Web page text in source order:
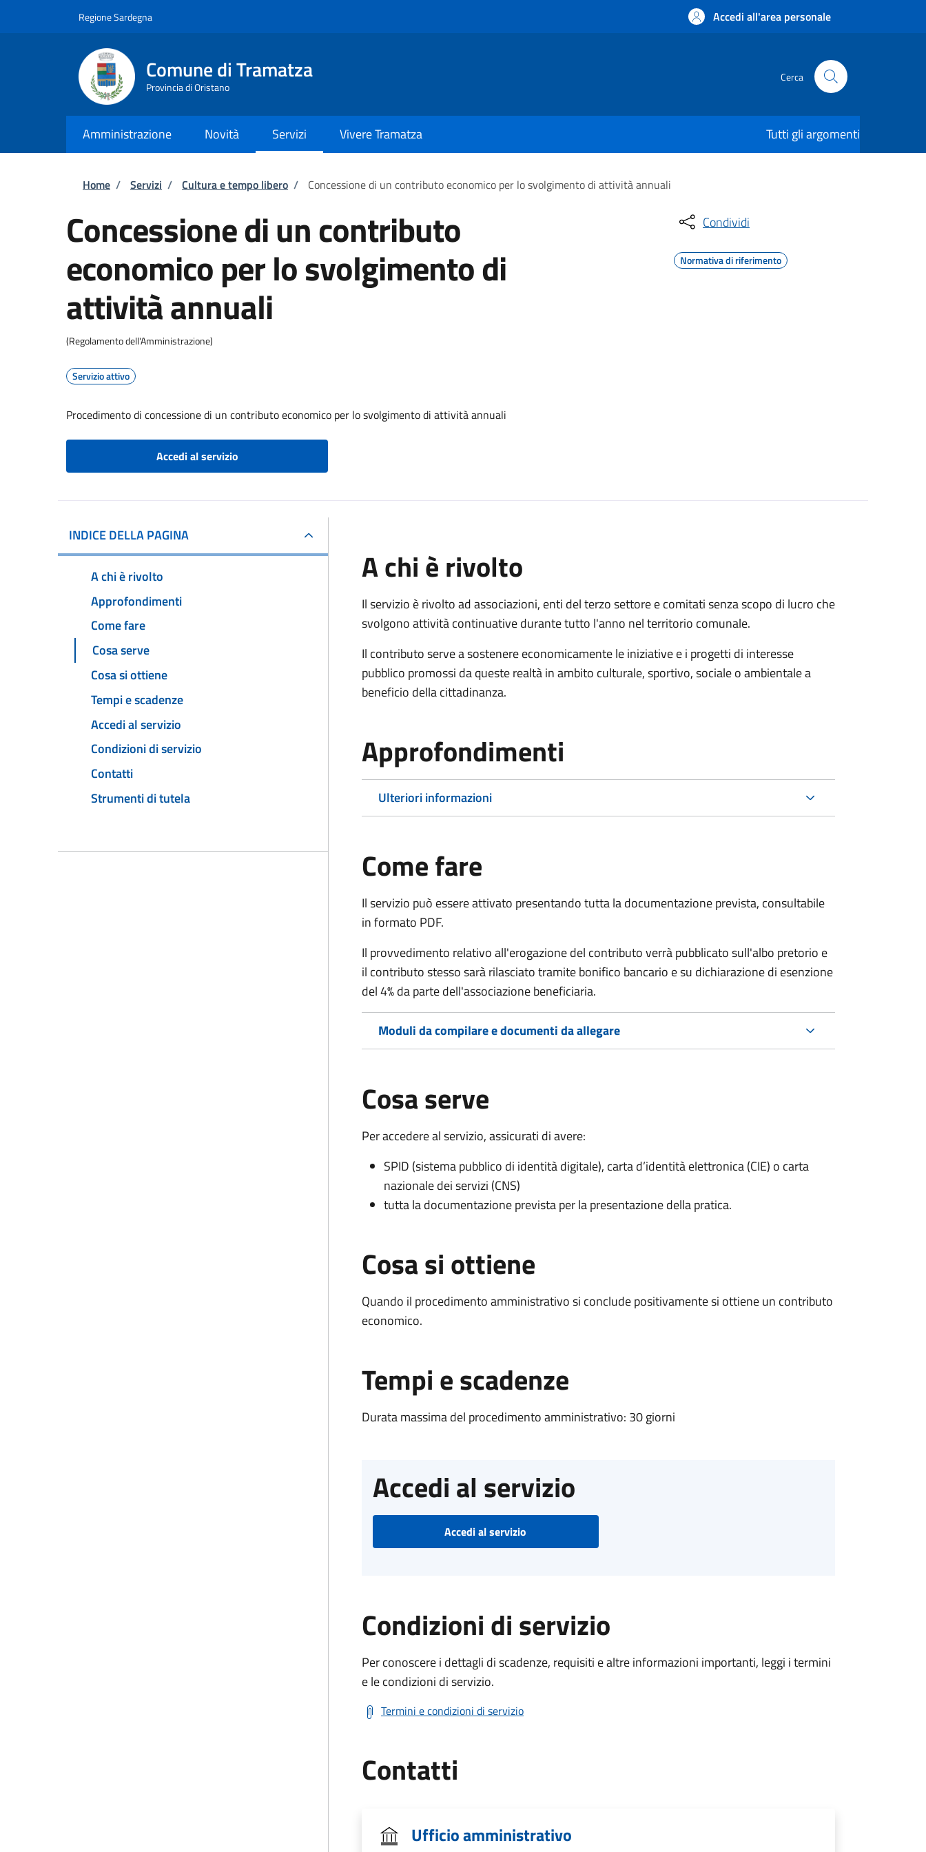
Regione Sardegna Accedi all'area personale
Comune di Tramatza
Provincia di Oristano
Cerca
Amministrazione Novità Servizi Vivere Tramatza Tutti gli argomenti
Briciole di pane
Home / Servizi / Cultura e tempo libero / Concessione di un contributo economico per lo svolgimento di attività annuali
Concessione di un contributo
economico per lo svolgimento di
attività annuali
(Regolamento dell'Amministrazione)
Servizio attivo
Procedimento di concessione di un contributo economico per lo svolgimento di attività annuali
Accedi al servizio
Condividi
Normativa di riferimento
INDICE DELLA PAGINA
A chi è rivolto
Approfondimenti
Come fare
Cosa serve
Cosa si ottiene
Tempi e scadenze
Accedi al servizio
Condizioni di servizio
Contatti
Strumenti di tutela
A chi è rivolto
Il servizio è rivolto ad associazioni, enti del terzo settore e comitati senza scopo di lucro che
svolgono attività continuative durante tutto l'anno nel territorio comunale.
Il contributo serve a sostenere economicamente le iniziative e i progetti di interesse
pubblico promossi da queste realtà in ambito culturale, sportivo, sociale o ambientale a
beneficio della cittadinanza.
Approfondimenti
Ulteriori informazioni
Come fare
Il servizio può essere attivato presentando tutta la documentazione prevista, consultabile
in formato PDF.
Il provvedimento relativo all'erogazione del contributo verrà pubblicato sull'albo pretorio e
il contributo stesso sarà rilasciato tramite bonifico bancario e su dichiarazione di esenzione
del 4% da parte dell'associazione beneficiaria.
Moduli da compilare e documenti da allegare
Cosa serve
Per accedere al servizio, assicurati di avere:
SPID (sistema pubblico di identità digitale), carta d’identità elettronica (CIE) o carta
nazionale dei servizi (CNS)
tutta la documentazione prevista per la presentazione della pratica.
Cosa si ottiene
Quando il procedimento amministrativo si conclude positivamente si ottiene un contributo
economico.
Tempi e scadenze
Durata massima del procedimento amministrativo: 30 giorni
Accedi al servizio
Accedi al servizio
Condizioni di servizio
Per conoscere i dettagli di scadenze, requisiti e altre informazioni importanti, leggi i termini
e le condizioni di servizio.
Termini e condizioni di servizio
Contatti
Ufficio amministrativo